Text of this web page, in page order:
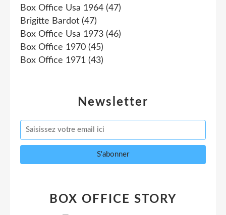
Newsletter
Box Office Usa 1964 (47)
Brigitte Bardot (47)
Box Office Usa 1973 (46)
Box Office 1970 (45)
Box Office 1971 (43)
BOX OFFICE STORY